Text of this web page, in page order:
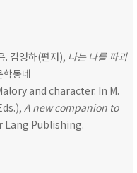
. 김영하(편저), 나는 나를 파괴
동네
and character. In M.
A new companion to
Lang Publishing.